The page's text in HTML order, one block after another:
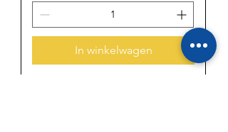
In winkelwagen